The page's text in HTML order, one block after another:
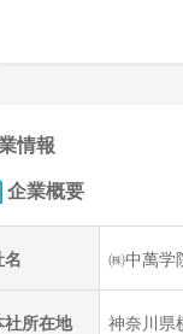
情報
企業概要
名 ㈱中萬学
社所在地 神奈川県